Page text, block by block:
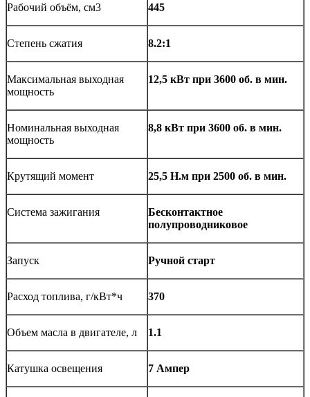
Рабочий объём, см3 445
Степень сжатия 8.2:1
Максимальная выходная
мощность
12,5 кВт при 3600 об. в мин.
Номинальная выходная
мощность
8,8 кВт при 3600 об. в мин.
Крутящий момент 25,5 Н.м при 2500 об. в мин.
Система зажигания
Бесконтактное
полупроводниковое
Запуск Ручной старт
Расход топлива, г/кВт*ч 370
Объем масла в двигателе, л 1.1
Катушка освещения 7 Ампер